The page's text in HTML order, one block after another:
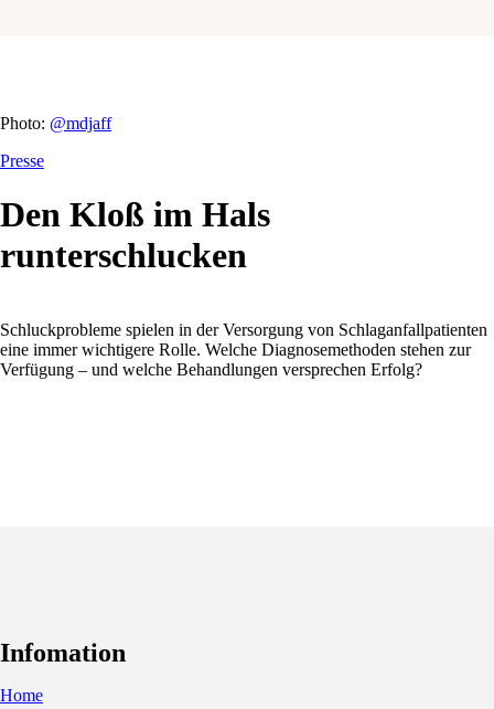
Photo: @mdjaff
Presse
Den Kloß im Hals
runterschlucken
Schluckprobleme spielen in der Versorgung von Schlaganfallpatienten
eine immer wichtigere Rolle. Welche Diagnosemethoden stehen zur
Verfügung – und welche Behandlungen versprechen Erfolg?
Infomation
Home